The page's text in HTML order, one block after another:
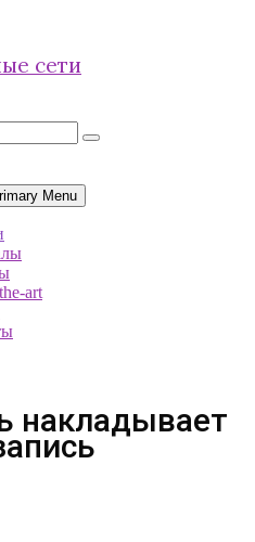
сети
Menu
art
накладывает